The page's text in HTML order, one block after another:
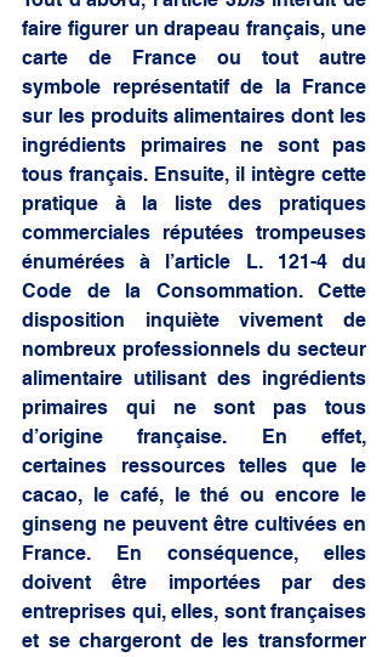
faire figurer un drapeau français, une
carte de France ou tout autre
symbole représentatif de la France
sur les produits alimentaires dont les
ingrédients primaires ne sont pas
tous français. Ensuite, il intègre cette
pratique à la liste des pratiques
commerciales réputées trompeuses
énumérées à l’article L. 121-4 du
Code de la Consommation. Cette
disposition inquiète vivement de
nombreux professionnels du secteur
alimentaire utilisant des ingrédients
primaires qui ne sont pas tous
d’origine française. En effet,
certaines ressources telles que le
cacao, le café, le thé ou encore le
ginseng ne peuvent être cultivées en
France. En conséquence, elles
doivent être importées par des
entreprises qui, elles, sont françaises
et se chargeront de les transformer